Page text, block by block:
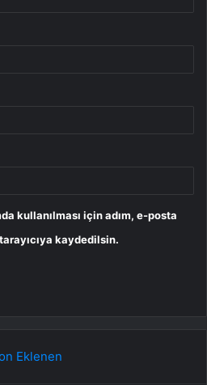
kullanılması için adım, e-posta
kaydedilsin.
Eklenen